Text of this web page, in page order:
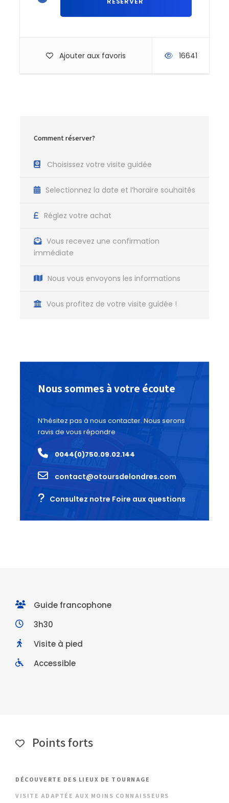
Ajouter aux favoris 16641
Comment réserver?
Choisissez votre visite guidée
Selectionnez la date et l’horaire souhaités
Réglez votre achat
Vous recevez une confirmation
immédiate
Nous vous envoyons les informations
Vous profitez de votre visite guidée !
Nous sommes à votre écoute
N’hésitez pas à nous contacter. Nous serons
ravis de vous répondre
0044(0)750.09.02.144
contact@otoursdelondres.com
Consultez notre Foire aux questions
Guide francophone
3h30
Visite à pied
Accessible
Points forts
DÉCOUVERTE DES LIEUX DE TOURNAGE
VISITE ADAPTÉE AUX MOINS CONNAISSEURS